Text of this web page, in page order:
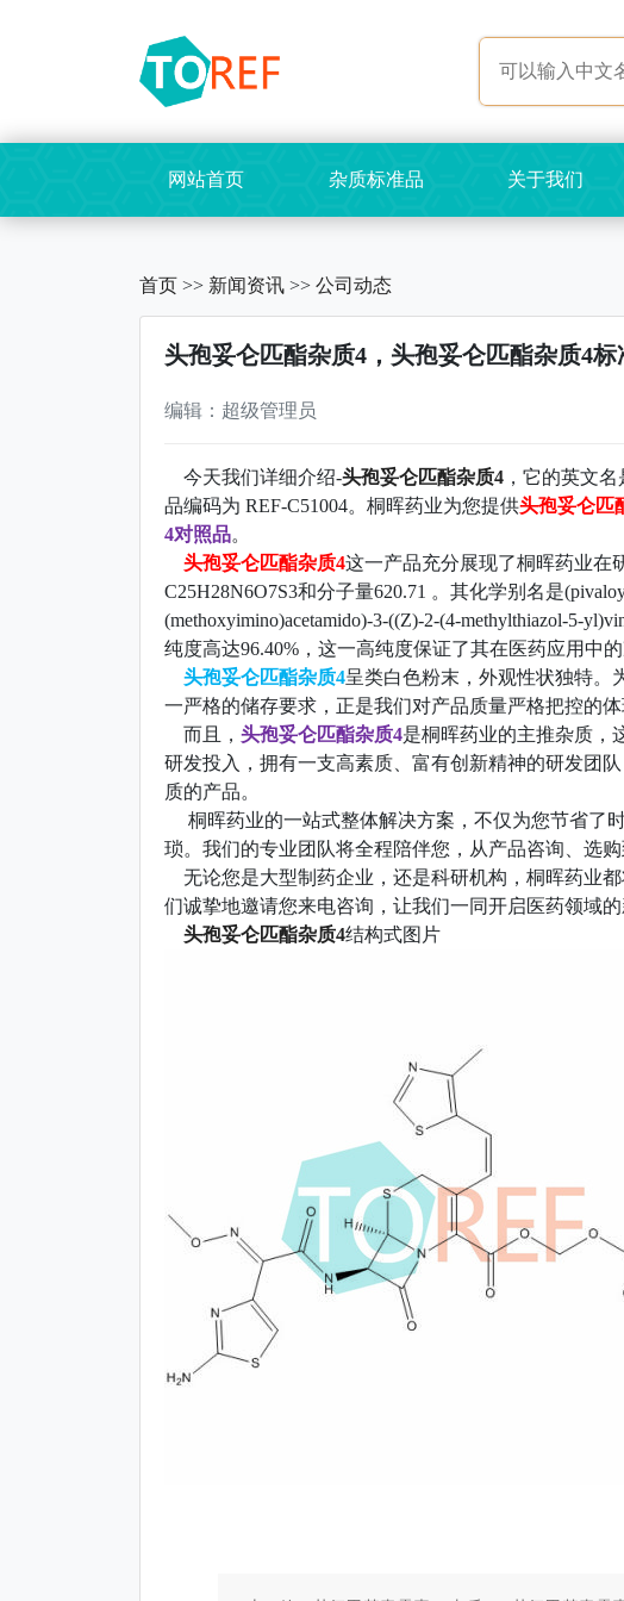
网站首页 杂质标准品 关于我们
首页 >> 新闻资讯 >> 公司动态
头孢妥仑匹酯杂质4，头孢妥仑匹酯杂质4
编辑：超级管理员
今天我们详细介绍-头孢妥仑匹酯杂质4 ，它的英文
品编码为 REF-C51004。桐晖药业为您提供头孢妥仑匹
4对照品。
头孢妥仑匹酯杂质4这一产品充分展现了桐晖药业在
C25H28N6O7S3和分子量620.71 。其化学别名是
(methoxyimino)acetamido)-3-((Z)-2-(4-methylthiazol-5-
纯度高达96.40%，这一高纯度保证了其在医药应用中的
头孢妥仑匹酯杂质4呈类白色粉末，外观性状独特
一严格的储存要求，正是我们对产品质量严格把控的体
而且， 头孢妥仑匹酯杂质4是桐晖药业的主推杂质，
研发投入，拥有一支高素质、富有创新精神的研发团
质的产品。
桐晖药业的一站式整体解决方案，不仅为您节省了
琐。我们的专业团队将全程陪伴您，从产品咨询、选
无论您是大型制药企业，还是科研机构，桐晖药业
们诚挚地邀请您来电咨询，让我们一同开启医药领域
头孢妥仑匹酯杂质4结构式图片